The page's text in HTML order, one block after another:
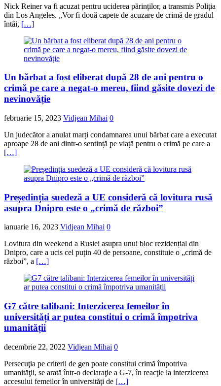
Nick Reiner va fi acuzat pentru uciderea părinților, a transmis Poliția
din Los Angeles. „Vor fi două capete de acuzare de crimă de gradul
întâi, […]
Un bărbat a fost eliberat după 28 de ani pentru o
crimă pe care a negat-o mereu, fiind găsite dovezi de
nevinovăție
februarie 15, 2023 Vidjean Mihai 0
Un judecător a anulat marți condamnarea unui bărbat care a executat
aproape 28 de ani dintr-o sentință pe viață pentru o crimă pe care a
[…]
Președinția suedeză a UE consideră că lovitura rusă
asupra Dnipro este o „crimă de război”
ianuarie 16, 2023 Vidjean Mihai 0
Lovitura din weekend a Rusiei asupra unui bloc rezidențial din
Dnipro, care a ucis cel puțin 40 de persoane, constituie o „crimă de
război”, a […]
G7 către talibani: Interzicerea femeilor în
universități ar putea constitui o crimă împotriva
umanității
decembrie 22, 2022 Vidjean Mihai 0
Persecuţia pe criterii de gen poate constitui crimă împotriva
umanităţii, se arată într-o declaraţie a G-7, în reacţie la interzicerea
accesului femeilor în universităţi de […]